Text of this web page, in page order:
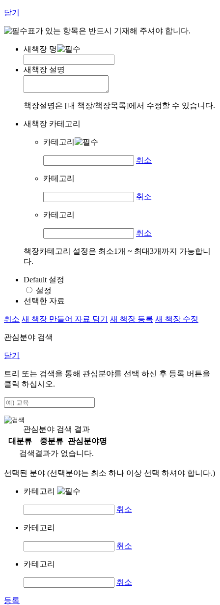
닫기
표가 있는 항목은 반드시 기재해 주셔야 합니다.
새책장 명
새책장 설명
책장설명은 [내 책장/책장목록]에서 수정할 수 있습니다.
새책장 카테고리
카테고리
취소
카테고리
취소
카테고리
취소
책장카테고리 설정은 최소1개 ~ 최대3개까지 가능합니
다.
Default 설정
설정
선택한 자료
취소 새 책장 만들어 자료 담기 새 책장 등록 새 책장 수정
관심분야 검색
닫기
트리 또는 검색을 통해 관심분야를 선택 하신 후 등록 버튼을
클릭 하십시오.
관심분야 검색 결과
대분류
중분류
관심분야명
검색결과가 없습니다.
선택된 분야 (선택분야는 최소 하나 이상 선택 하셔야 합니다.)
카테고리
취소
카테고리
취소
카테고리
취소
등록